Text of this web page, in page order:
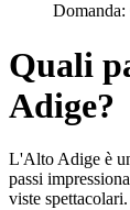
Quali
Adige?
L'Alto Adige è
passi
viste